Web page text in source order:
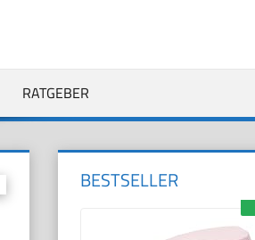
RATGEBER
BESTSELLER